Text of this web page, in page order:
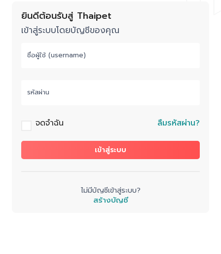
ยินดีต้อนรับสู่ Thaipet
เข้าสู่ระบบโดยบัญชีของคุณ
ชื่อผู้ใช้ (username)
รหัสผ่าน
จดจำฉัน ลืมรหัสผ่าน?
เข้าสู่ระบบ
ไม่มีบัญชีเข้าสู่ระบบ?
สร้างบัญชี